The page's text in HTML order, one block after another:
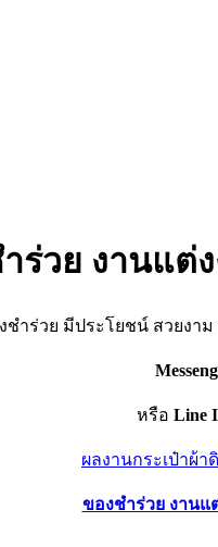
ร่วย งานแต่
ชำร่วย มีประโยชน์ สวยงาม
หรือ Line
ผลงานกระเป๋าผ้า
ของชำร่วย งานแ